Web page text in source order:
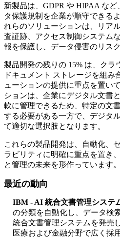
新製品は、GDPR や HIPAA な
タ保護規制を企業が順守できる
れらのソリューションは、リア
査証跡、アクセス制御システム
報を保護し、データ侵害のリス
製品開発の残りの 15% は、クラ
ドキュメント ストレージを組み
ューションの提供に重点を置い
ションは、企業にデジタル文書
軟に管理できるため、特定の文
する必要がある一方で、デジタ
て適切な選択肢となります。
これらの製品開発は、自動化、
ラビリティに明確に重点を置き
と管理の未来を形作っています。
最近の動向
IBM - AI 統合文書管理システ
の分類を自動化し、データ検
統合文書管理システムを発売
医療および金融分野で広く採